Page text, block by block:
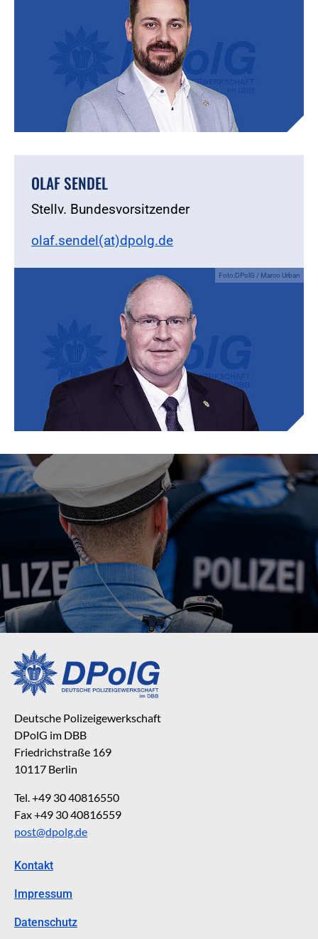
OLAF SENDEL
Stellv. Bundesvorsitzender
olaf.sendel(at)dpolg.de
Foto:DPolG / Marco Urban
Deutsche Polizeigewerkschaft
DPolG im DBB
Friedrichstraße 169
10117 Berlin
Tel. +49 30 40816550
Fax +49 30 40816559
post@dpolg.de
Kontakt
Impressum
Datenschutz